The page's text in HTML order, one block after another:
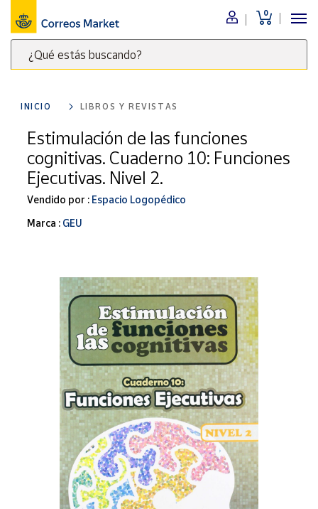
0
¿Qué estás buscando?
clave
para
buscar
productos
Correos
Menú
Nuestro
catálogo
Alimentación
Bebidas
Ocio y cultura
Juguetes y
juegos
Libros y
Para Canarias,
Ceuta y Melilla
populares
INICIO LIBROS Y REVISTAS
Estimulación de las funciones
cognitivas. Cuaderno 10: Funciones
Ejecutivas. Nivel 2.
Vendido por : Espacio Logopédico
Marca : GEU